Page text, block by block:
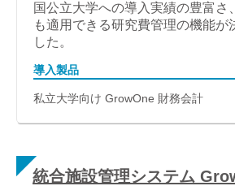
国公立大学への導入実績の豊富さ
も適用できる研究費管理の機能が
した。
導入製品
私立大学向け GrowOne 財務会計
統合施設管理システム